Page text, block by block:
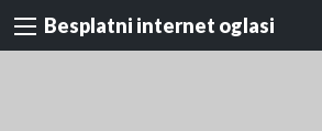
Besplatni internet oglasi